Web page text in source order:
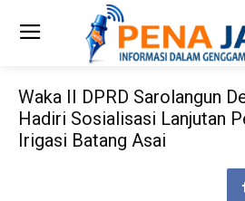
Waka II DPRD Sarolangun
Hadiri Sosialisasi Lanjutan
Irigasi Batang Asai